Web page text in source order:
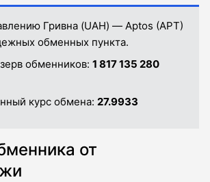
Гривна (UAH) — Aptos (APT)
обменных пункта.
обменников: 1 817 135 280
курс обмена: 27.9933
от